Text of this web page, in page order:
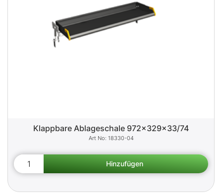
Klappbare Ablageschale 972x329x33/74
18330-04